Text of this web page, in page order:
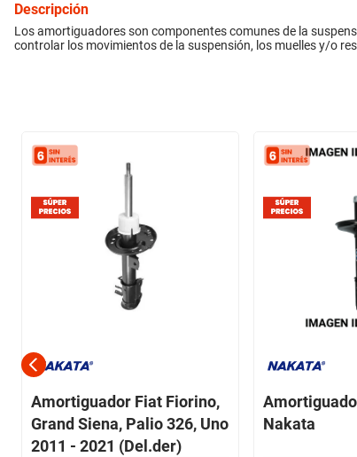
Descripción
Los amortiguadores son componentes comunes de la
controlar los movimientos de la suspensión, los muelles y/o
Amortiguador Fiat Fiorino,
Grand Siena, Palio 326, Uno
2011 - 2021 (Del.der)
Nakata